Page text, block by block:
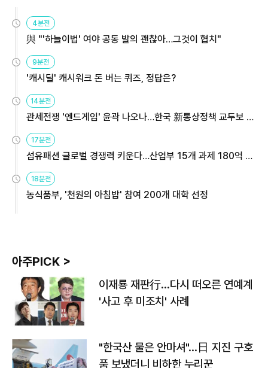
4분전
與 "'하늘이법' 여야 공동 발의 괜찮아…그것이 협치"
9분전
'캐시딜' 캐시워크 돈 버는 퀴즈, 정답은?
14분전
관세전쟁 '엔드게임' 윤곽 나오나…한국 新통상정책 교두보 활
용해야
17분전
섬유패션 글로벌 경쟁력 키운다…산업부 15개 과제 180억 지
원
18분전
농식품부, '천원의 아침밥' 참여 200개 대학 선정
아주PICK >
이재룡 재판行…다시 떠오른 연예계
'사고 후 미조치' 사례
"한국산 물은 안마셔"…日 지진 구호
품 보냈더니 비하한 누리꾼